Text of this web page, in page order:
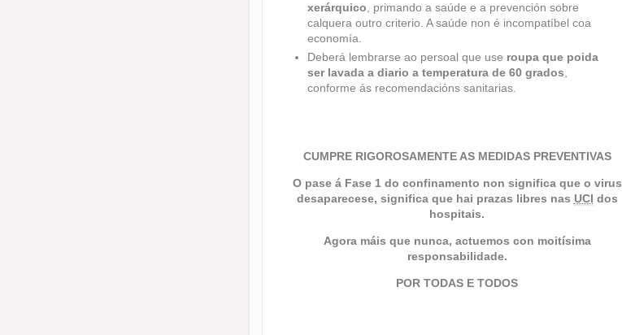
xerárquico , primando a saúde e a prevención sobre
calquera outro criterio. A saúde non é incompatíbel coa
economía.
Deberá lembrarse ao persoal que use roupa que poida
ser lavada a diario a temperatura de 60 grados
conforme ás recomendacións sanitarias.
CUMPRE RIGOROSAMENTE AS MEDIDAS PREVENTIVAS
O pase á Fase 1 do confinamento non significa que o virus
desaparecese, significa que hai prazas libres nas UCI dos
hospitais.
Agora máis que nunca, actuemos con moitísima
responsabilidade.
POR TODAS E TODOS